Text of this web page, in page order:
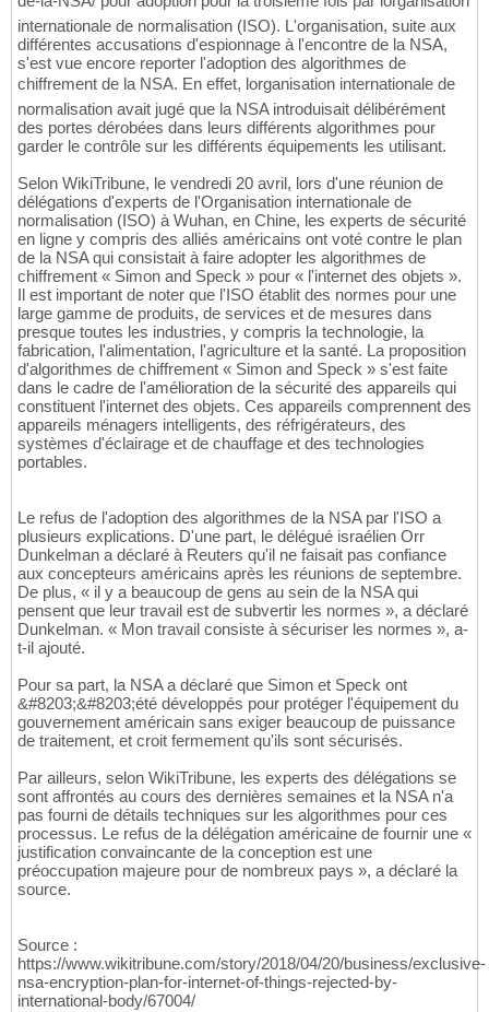
internationale de normalisation (ISO). L'organisation, suite aux
différentes accusations d'espionnage à l'encontre de la NSA,
s'est vue encore reporter l'adoption des algorithmes de
chiffrement de la NSA. En effet, lorganisation internationale de
normalisation avait jugé que la NSA introduisait délibérément
des portes dérobées dans leurs différents algorithmes pour
garder le contrôle sur les différents équipements les utilisant.
Selon WikiTribune, le vendredi 20 avril, lors d'une réunion de
délégations d'experts de l'Organisation internationale de
normalisation (ISO) à Wuhan, en Chine, les experts de sécurité
en ligne y compris des alliés américains ont voté contre le plan
de la NSA qui consistait à faire adopter les algorithmes de
chiffrement « Simon and Speck » pour « l'internet des objets ».
Il est important de noter que l'ISO établit des normes pour une
large gamme de produits, de services et de mesures dans
presque toutes les industries, y compris la technologie, la
fabrication, l'alimentation, l'agriculture et la santé. La proposition
d'algorithmes de chiffrement « Simon and Speck » s'est faite
dans le cadre de l'amélioration de la sécurité des appareils qui
constituent l'internet des objets. Ces appareils comprennent des
appareils ménagers intelligents, des réfrigérateurs, des
systèmes d'éclairage et de chauffage et des technologies
portables.
Le refus de l'adoption des algorithmes de la NSA par l'ISO a
plusieurs explications. D'une part, le délégué israélien Orr
Dunkelman a déclaré à Reuters qu'il ne faisait pas confiance
aux concepteurs américains après les réunions de septembre.
De plus, « il y a beaucoup de gens au sein de la NSA qui
pensent que leur travail est de subvertir les normes », a déclaré
Dunkelman. « Mon travail consiste à sécuriser les normes », a-
t-il ajouté.
Pour sa part, la NSA a déclaré que Simon et Speck ont
&#8203;&#8203;été développés pour protéger l'équipement du
gouvernement américain sans exiger beaucoup de puissance
de traitement, et croit fermement qu'ils sont sécurisés.
Par ailleurs, selon WikiTribune, les experts des délégations se
sont affrontés au cours des dernières semaines et la NSA n'a
pas fourni de détails techniques sur les algorithmes pour ces
processus. Le refus de la délégation américaine de fournir une «
justification convaincante de la conception est une
préoccupation majeure pour de nombreux pays », a déclaré la
source.
Source :
https://www.wikitribune.com/story/2018/04/20/business/exclusive-
nsa-encryption-plan-for-internet-of-things-rejected-by-
international-body/67004/